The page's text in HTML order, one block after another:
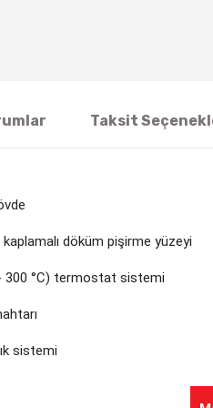
Taksit
döküm pişirme yüzeyi
300 °C) termostat sistemi
sistemi